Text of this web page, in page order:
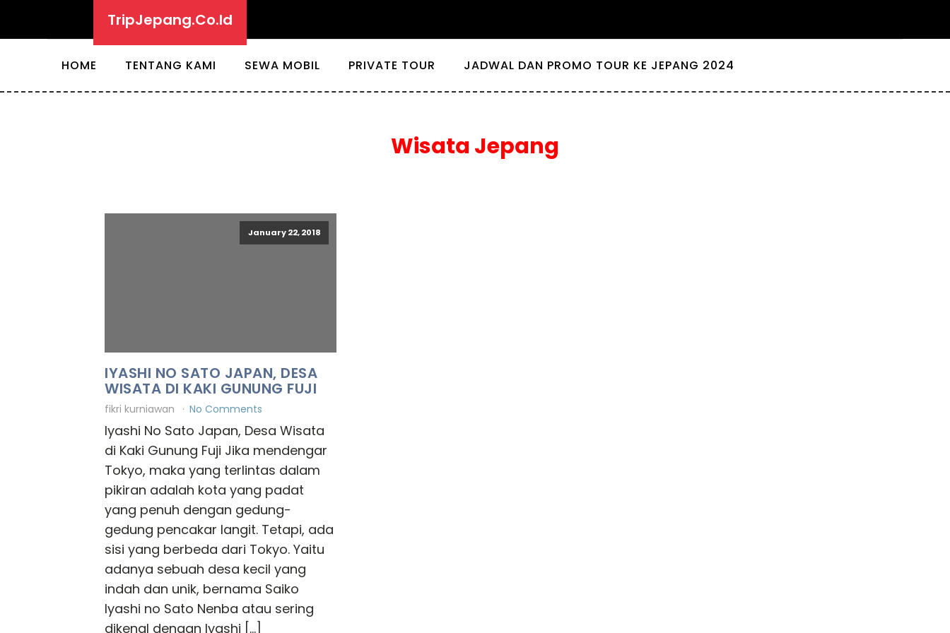
TripJepang.Co.Id
HOME TENTANG KAMI SEWA MOBIL PRIVATE TOUR JADWAL DAN PROMO TOUR KE JEPANG 2024
Wisata Jepang
January 22, 2018
IYASHI NO SATO JAPAN, DESA
WISATA DI KAKI GUNUNG FUJI
fikri kurniawan No Comments
Iyashi No Sato Japan, Desa Wisata
di Kaki Gunung Fuji Jika mendengar
Tokyo, maka yang terlintas dalam
pikiran adalah kota yang padat
yang penuh dengan gedung-
gedung pencakar langit. Tetapi, ada
sisi yang berbeda dari Tokyo. Yaitu
adanya sebuah desa kecil yang
indah dan unik, bernama Saiko
Iyashi no Sato Nenba atau sering
dikenal dengan Iyashi […]